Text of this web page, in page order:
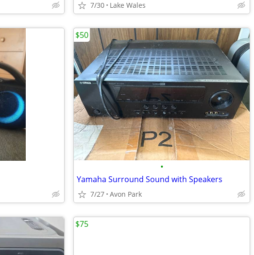
7/30 Lake Wales
•
Yamaha Surround Sound with Speakers
7/27 Avon Park
$50
$75